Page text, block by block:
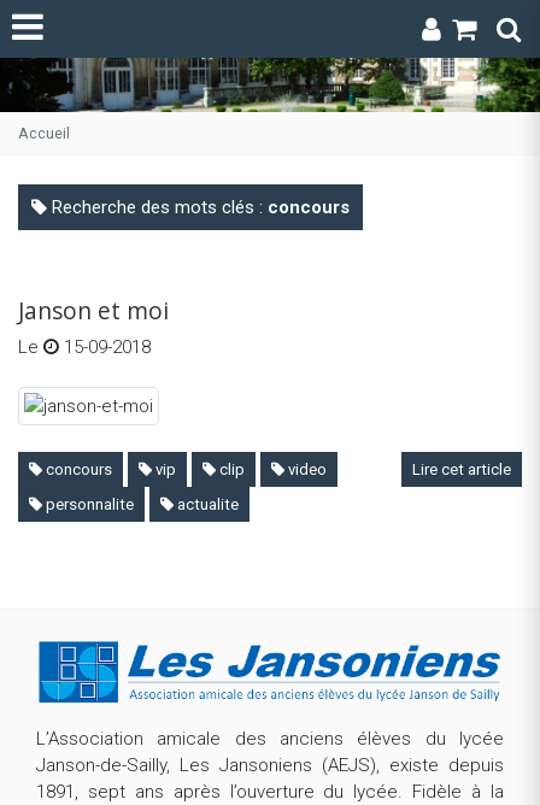
Accueil
Recherche des mots clés : concours
Janson et moi
Le 15-09-2018
Lire cet article
concours vip clip
video
personnalite
actualite
L’Association amicale des anciens élèves du lycée
Janson-de-Sailly, Les Jansoniens (AEJS), existe depuis
1891, sept ans après l’ouverture du lycée. Fidèle à la